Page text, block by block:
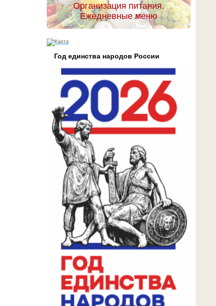
Организация питания.
Ежедневные меню
Год единства народов России